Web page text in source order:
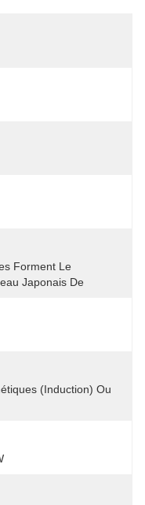
Forment Le
Japonais De
(induction) Ou